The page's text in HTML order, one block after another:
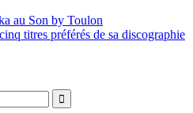
au Son by Toulon
titres préférés de sa discographie